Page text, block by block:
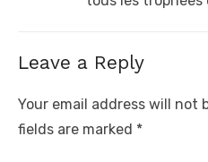
Leave a Reply
Your email address will not
fields are marked *